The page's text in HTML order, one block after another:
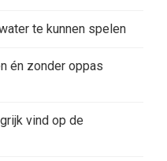
te kunnen spelen
én zonder oppas
vind op de